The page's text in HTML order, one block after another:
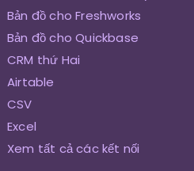
Bản đồ cho Freshworks
Bản đồ cho Quickbase
CRM thứ Hai
Airtable
CSV
Excel
Xem tất cả các kết nối